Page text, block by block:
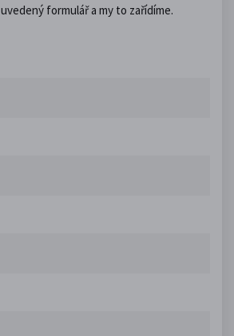
formulář a my to zařídíme.